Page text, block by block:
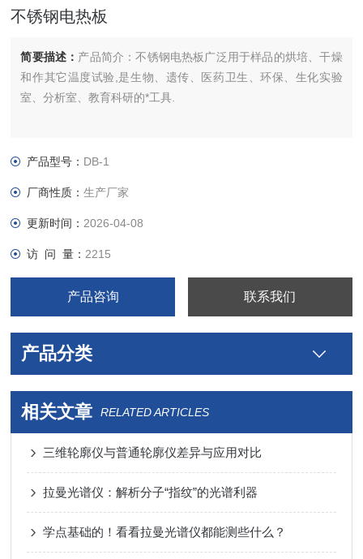
不锈钢电热板
简要描述： 产品简介：不锈钢电热板广泛用于样品的烘培、干燥
和作其它温度试验,是生物、遗传、医药卫生、环保、生化实验
室、分析室、教育科研的*工具.
产品型号： DB-1
厂商性质：生产厂家
更新时间： 2026-04-08
访 问 量： 2215
产品咨询 联系我们
产品分类
相关文章 RELATED ARTICLES
三维轮廓仪与普通轮廓仪差异与应用对比
拉曼光谱仪：解析分子“指纹”的光谱利器
学点基础的！看看拉曼光谱仪都能测些什么？